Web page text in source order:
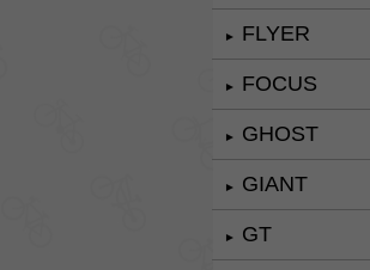
► FLYER
► FOCUS
► GHOST
► GIANT
► GT